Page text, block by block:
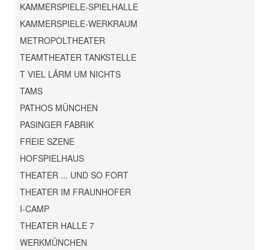
KAMMERSPIELE-SPIELHALLE
KAMMERSPIELE-WERKRAUM
METROPOLTHEATER
TEAMTHEATER TANKSTELLE
T VIEL LÄRM UM NICHTS
TAMS
PATHOS MÜNCHEN
PASINGER FABRIK
FREIE SZENE
HOFSPIELHAUS
THEATER ... UND SO FORT
THEATER IM FRAUNHOFER
I-CAMP
THEATER HALLE 7
WERKMÜNCHEN